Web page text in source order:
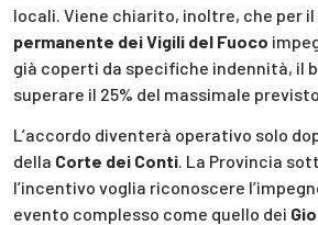
locali. Viene chiarito, inoltre, che per
permanente dei Vigili del Fuoco
già coperti da specifiche indennità, il
superare il 25% del massimale
L’accordo diventerà operativo solo
della Corte dei Conti . La Provincia
l’incentivo voglia riconoscere
evento complesso come quello dei